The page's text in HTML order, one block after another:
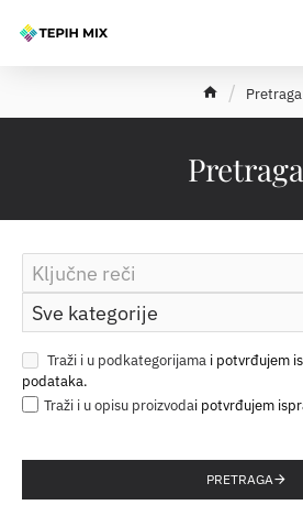
Pretraga
h
o
Pretraga
Traži i u podkategorijama
Traži i u opisu proizvoda
PRETRAGA